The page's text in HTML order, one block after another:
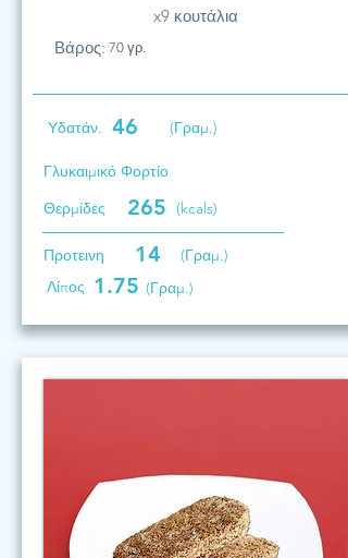
x9 κουτάλια
Βάρος: 70 γρ.
Υδατάν. 46 (Γραμ.)
Γλυκαιμικό Φορτίο
Θερμίδες
265 (kcals)
Προτεινη 14
(Γραμ.)
Λίπος 1.75 (Γραμ.)